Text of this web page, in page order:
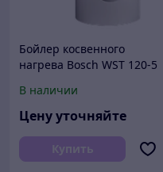
Бойлер косвенного
нагрева Bosch WST 120-5
В наличии
Цену уточняйте
Купить